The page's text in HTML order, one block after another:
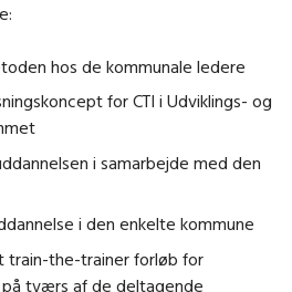
hos de kommunale ledere
for CTI i Udviklings- og
i samarbejde med den
i den enkelte kommune
train-the-trainer forløb for
tværs af de deltagende